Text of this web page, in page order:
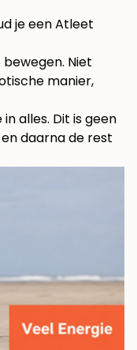
je een Atleet
Niet
manier,
alles. Dit is geen
daarna de rest